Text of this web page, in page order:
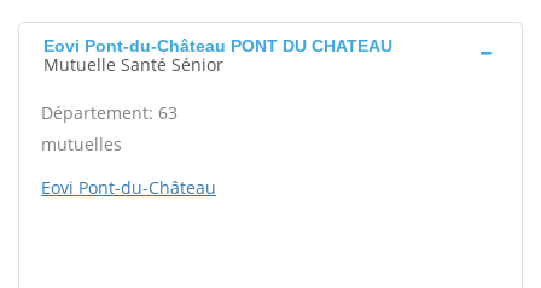
Eovi Pont-du-Château PONT DU CHATEAU
Mutuelle Santé Sénior
Département: 63
mutuelles
Eovi Pont-du-Château